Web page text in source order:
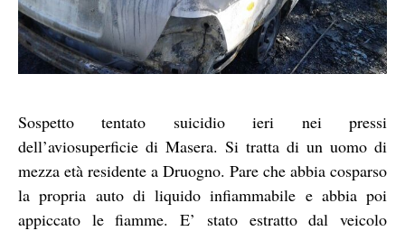
Sospetto tentato suicidio ieri nei pressi
dell’aviosuperficie di Masera. Si tratta di un uomo di
mezza età residente a Druogno. Pare che abbia cosparso
la propria auto di liquido infiammabile e abbia poi
appiccato le fiamme. E’ stato estratto dal veicolo